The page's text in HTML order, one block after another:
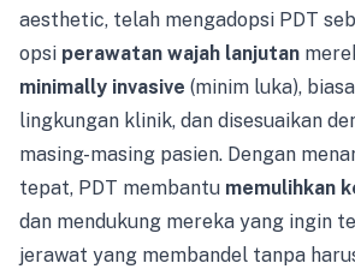
aesthetic, telah mengadopsi PDT
opsi perawatan wajah lanjutan
minimally invasive (minim luka),
lingkungan klinik, dan disesuaikan
masing-masing pasien. Dengan
tepat, PDT membantu memulihkan
dan mendukung mereka yang ingin
jerawat yang membandel tanpa